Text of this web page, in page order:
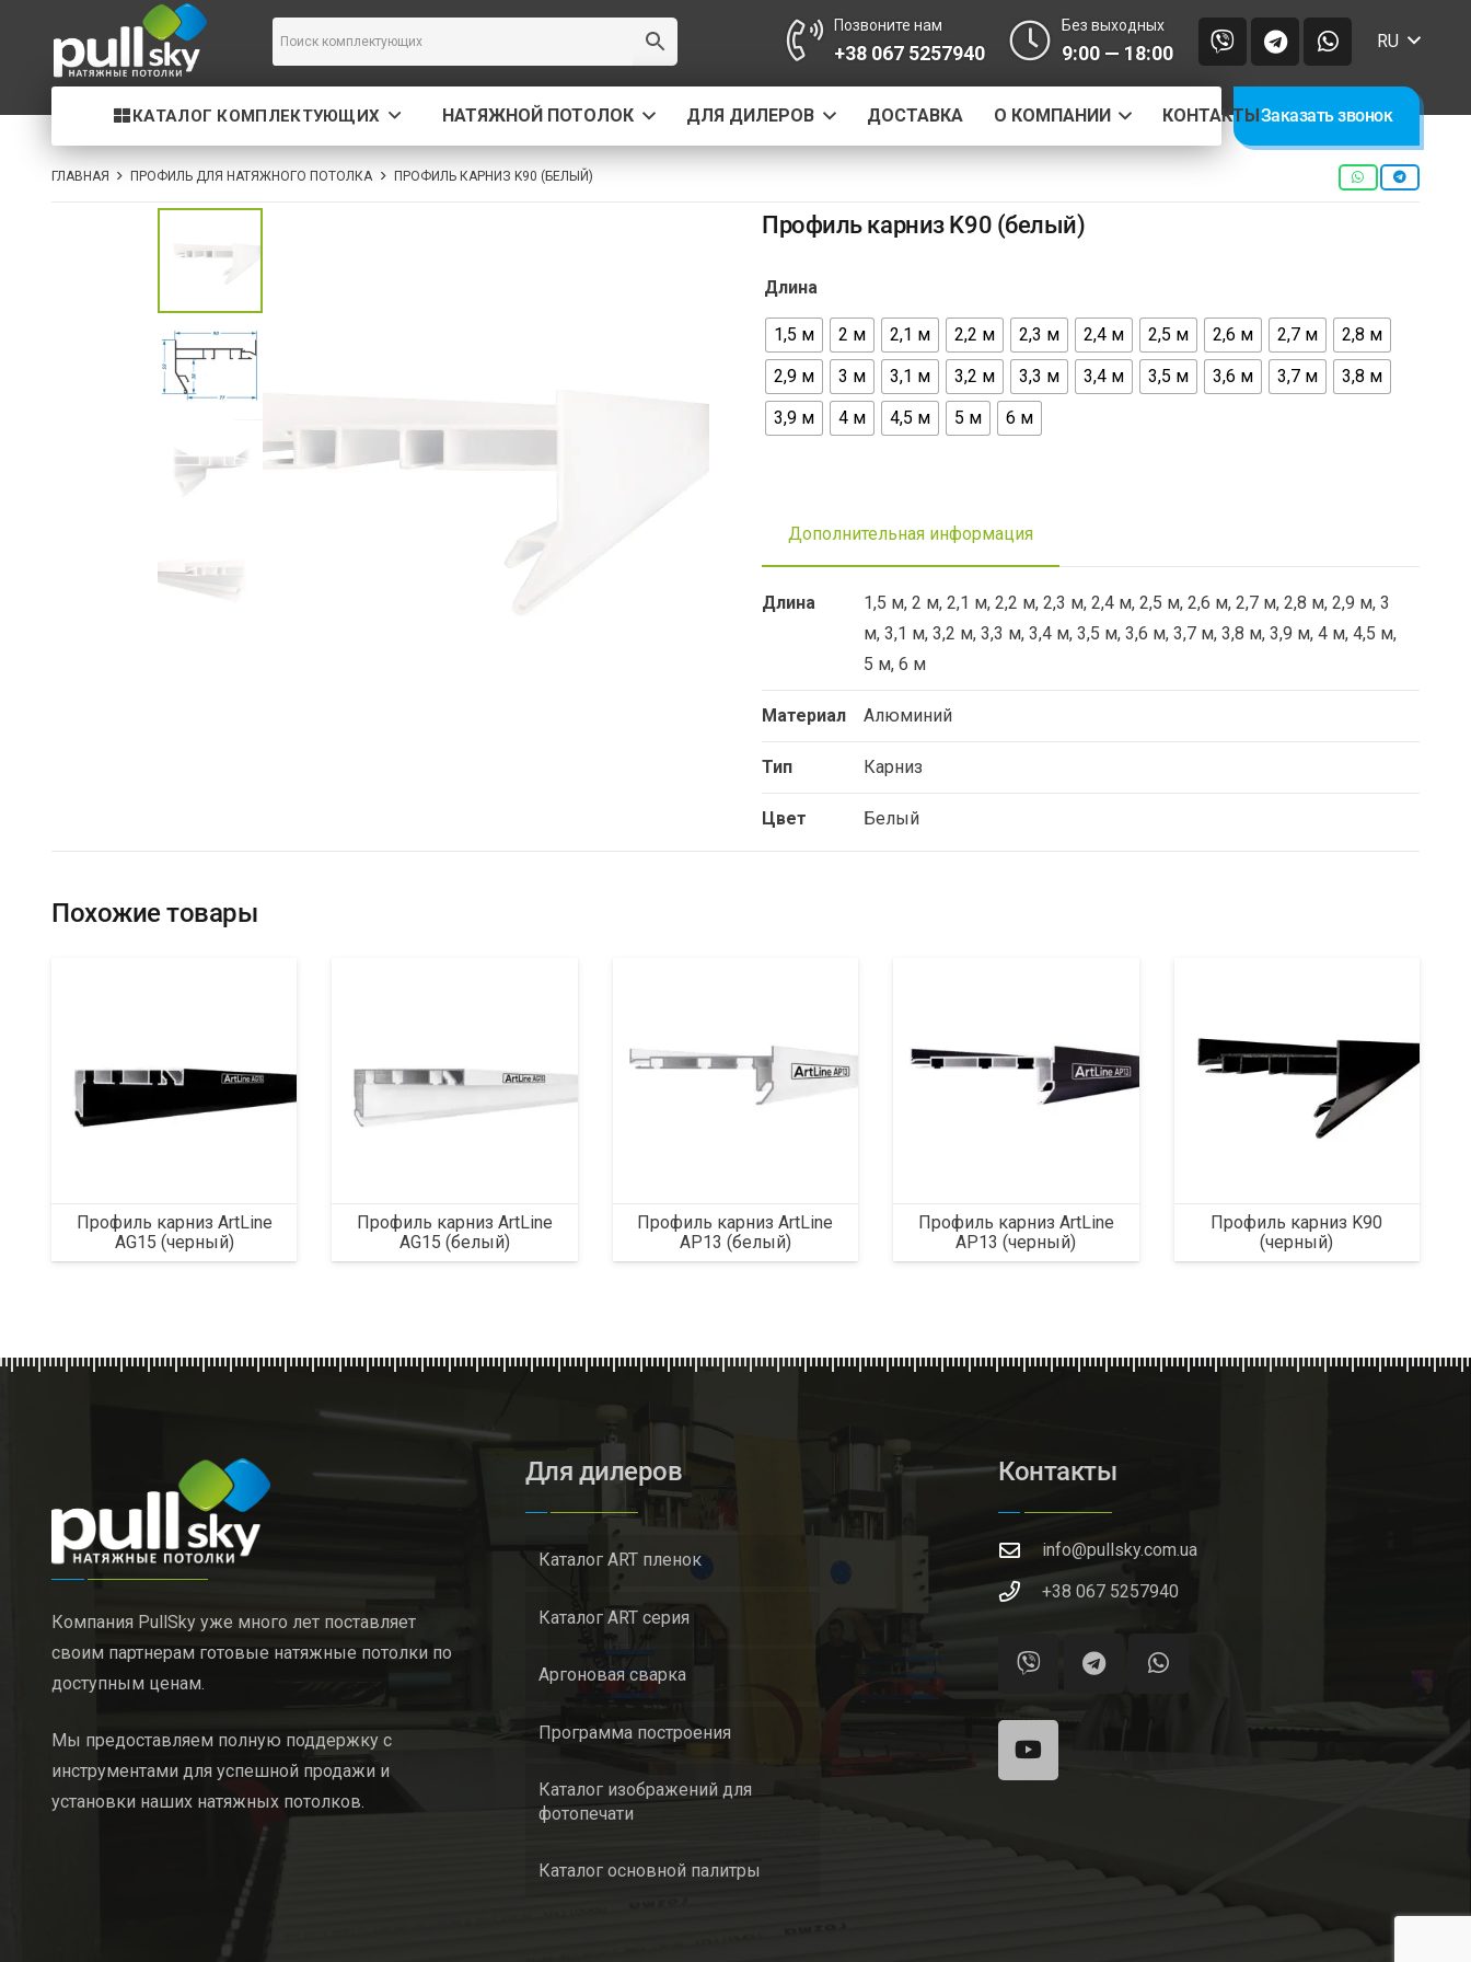
Позвоните нам
+38 067 5257940
Без выходных
9:00 — 18:00
RU
КАТАЛОГ КОМПЛЕКТУЮЩИХ НАТЯЖНОЙ ПОТОЛОК ДЛЯ ДИЛЕРОВ ДОСТАВКА О КОМПАНИИ КОНТАКТЫЗаказать звонок
ГЛАВНАЯ ПРОФИЛЬ ДЛЯ НАТЯЖНОГО ПОТОЛКА ПРОФИЛЬ КАРНИЗ K90 (БЕЛЫЙ)
Профиль карниз K90 (белый)
Длина
1,5 м 2 м 2,1 м 2,2 м 2,3 м 2,4 м 2,5 м 2,6 м 2,7 м
2,8 м
2,9 м
3 м 3,1 м 3,2 м 3,3 м 3,4 м 3,5 м 3,6 м 3,7 м
3,8 м
3,9 м
4 м 4,5 м 5 м 6 м
Дополнительная информация
Длина
1,5 м, 2 м, 2,1 м, 2,2 м, 2,3 м, 2,4 м, 2,5 м, 2,6 м, 2,7 м, 2,8 м, 2,9 м, 3
м, 3,1 м, 3,2 м, 3,3 м, 3,4 м, 3,5 м, 3,6 м, 3,7 м, 3,8 м, 3,9 м, 4 м, 4,5 м,
5 м, 6 м
Материал Алюминий
Тип Карниз
Цвет Белый
Похожие товары
Профиль карниз ArtLine
AG15 (черный)
Профиль карниз ArtLine
AG15 (белый)
Профиль карниз ArtLine
AP13 (белый)
Профиль карниз ArtLine
AP13 (черный)
Профиль карниз K90
(черный)
Компания PullSky уже много лет поставляет
своим партнерам готовые натяжные потолки по
доступным ценам.
Мы предоставляем полную поддержку с
инструментами для успешной продажи и
установки наших натяжных потолков.
Для дилеров
Каталог ART пленок
Каталог ART серия
Аргоновая сварка
Программа построения
Каталог изображений для
фотопечати
Каталог основной палитры
Контакты
info@pullsky.com.ua
+38 067 5257940